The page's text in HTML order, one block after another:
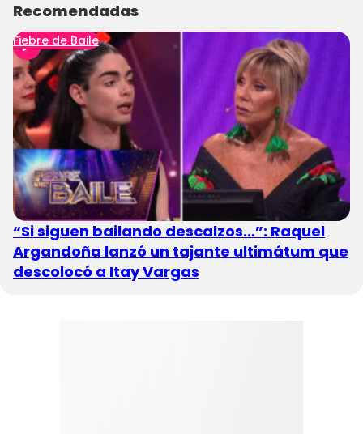
Recomendadas
Fiebre de Baile
“Si siguen bailando descalzos…”: Raquel
Argandoña lanzó un tajante ultimátum que
descolocó a Itay Vargas